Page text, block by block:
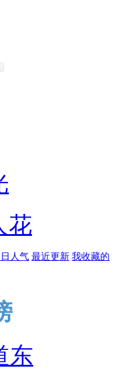
花
人气 最近更新 我收藏的
东